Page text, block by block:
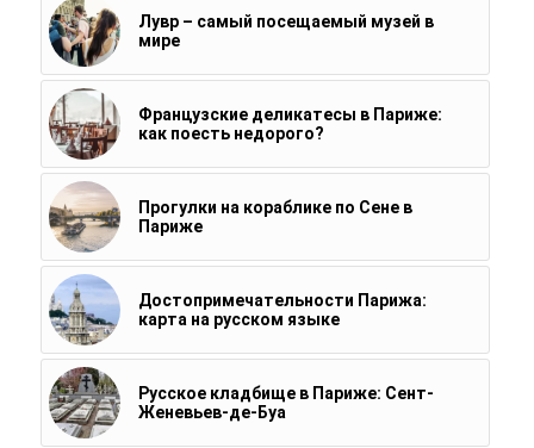
Лувр – самый посещаемый музей в
мире
Французские деликатесы в Париже:
как поесть недорого?
Прогулки на кораблике по Сене в
Париже
Достопримечательности Парижа:
карта на русском языке
Русское кладбище в Париже: Сент-
Женевьев-де-Буа